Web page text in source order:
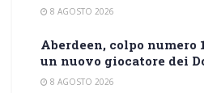
8 AGOSTO 2026
Aberdeen, colpo numero
un nuovo giocatore dei
8 AGOSTO 2026